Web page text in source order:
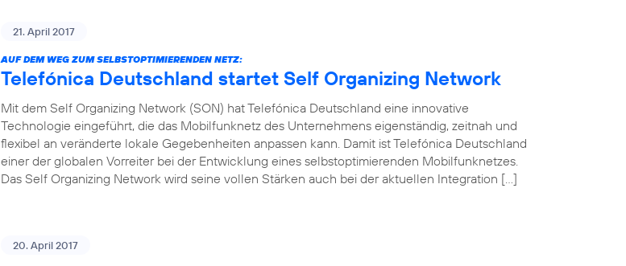
21. April 2017
AUF DEM WEG ZUM SELBSTOPTIMIERENDEN NETZ:
Telefónica Deutschland startet Self Organizing Network
Mit dem Self Organizing Network (SON) hat Telefónica Deutschland eine innovative
Technologie eingeführt, die das Mobilfunknetz des Unternehmens eigenständig, zeitnah und
flexibel an veränderte lokale Gegebenheiten anpassen kann. Damit ist Telefónica Deutschland
einer der globalen Vorreiter bei der Entwicklung eines selbstoptimierenden Mobilfunknetzes.
Das Self Organizing Network wird seine vollen Stärken auch bei der aktuellen Integration […]
20. April 2017